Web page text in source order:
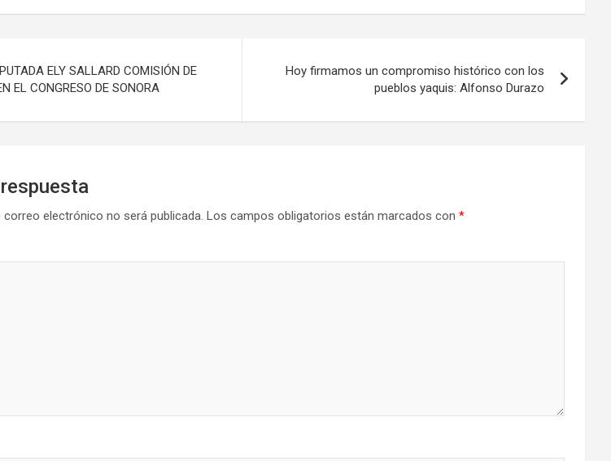
ELY SALLARD COMISIÓN DE
EL CONGRESO DE SONORA
Hoy firmamos un compromiso histórico con los
pueblos yaquis: Alfonso Durazo
correo electrónico no será publicada. Los campos obligatorios están marcados con *